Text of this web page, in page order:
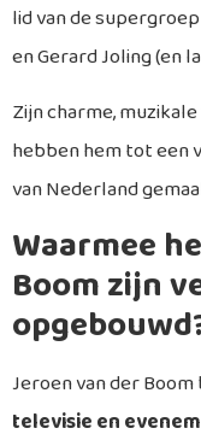
lid van de supergroep
en Gerard Joling (en
Zijn charme,
hebben hem tot een
van Nederland
Waarmee
Boom zijn
Jeroen van der
televisie en